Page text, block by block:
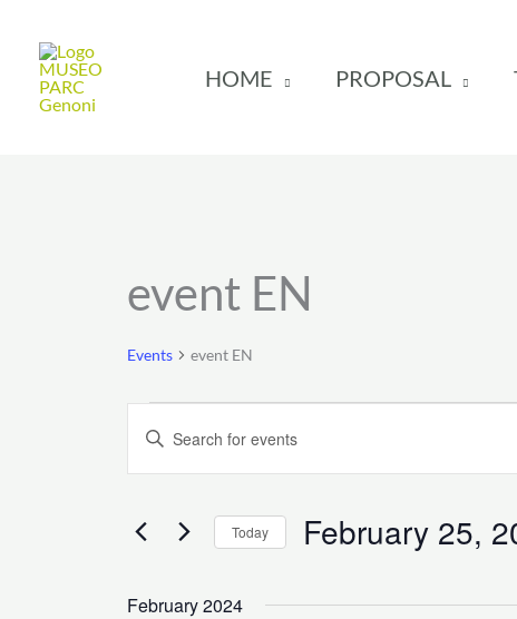
content
HOME PROPOSAL
event EN
Events event EN
Search
Navigation
Enter
for
by
Today February 25,
date.
February 2024